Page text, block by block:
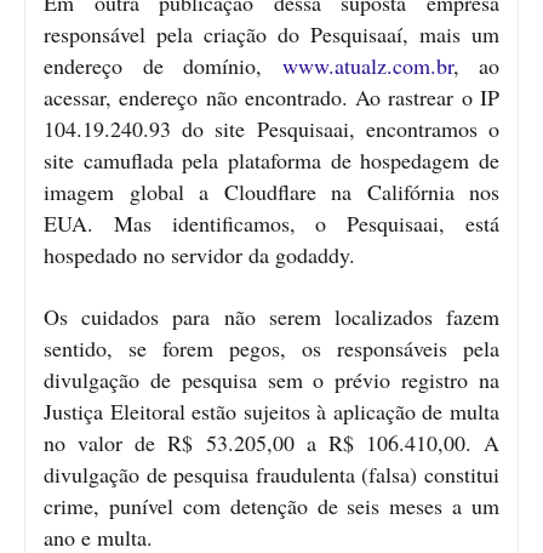
responsável pela criação do Pesquisaaí, mais um
endereço de domínio, www.atualz.com.br, ao
acessar, endereço não encontrado. Ao rastrear o IP
104.19.240.93 do site Pesquisaai, encontramos o
site camuflada pela plataforma de hospedagem de
imagem global a Cloudflare na Califórnia nos
EUA. Mas identificamos, o Pesquisaai, está
hospedado no servidor da godaddy.
Os cuidados para não serem localizados fazem
sentido, se forem pegos, os responsáveis pela
divulgação de pesquisa sem o prévio registro na
Justiça Eleitoral estão sujeitos à aplicação de multa
no valor de R$ 53.205,00 a R$ 106.410,00. A
divulgação de pesquisa fraudulenta (falsa) constitui
crime, punível com detenção de seis meses a um
ano e multa.